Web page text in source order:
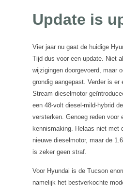
Update is
Vier jaar nu gaat de huidige
Tijd dus voor een update. Niet
wijzigingen doorgevoerd, maar
grondig aangepast. Verder is er
Stream dieselmotor
een 48-volt diesel-mild-hybrid
versterken. Genoeg reden voor
kennismaking. Helaas niet met
nieuwe dieselmotor, maar de
is zeker geen straf.
Voor Hyundai is de Tucson
namelijk het bestverkochte